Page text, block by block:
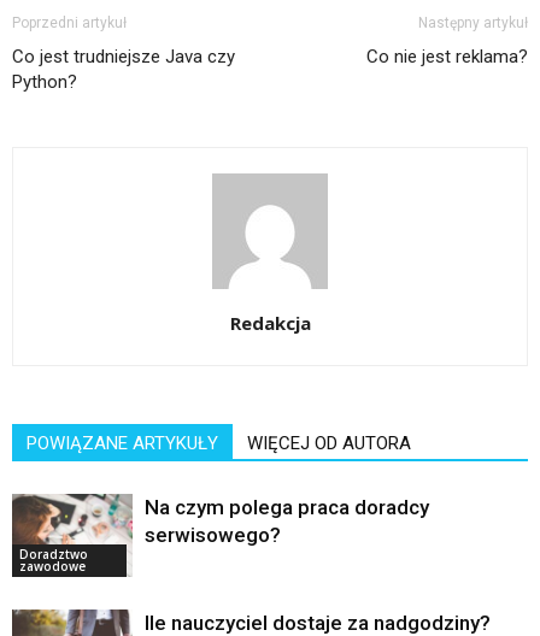
Poprzedni artykuł
Co jest trudniejsze Java czy
Python?
Następny artykuł
Co nie jest reklama?
Redakcja
POWIĄZANE ARTYKUŁY WIĘCEJ OD AUTORA
Doradztwo
zawodowe
Na czym polega praca doradcy
serwisowego?
Ile nauczyciel dostaje za nadgodziny?